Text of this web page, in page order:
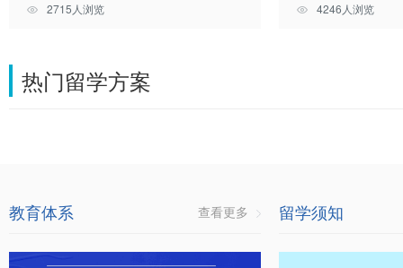
2715人浏览 4246人浏览
热门留学方案
教育体系 查看更多 留学须知